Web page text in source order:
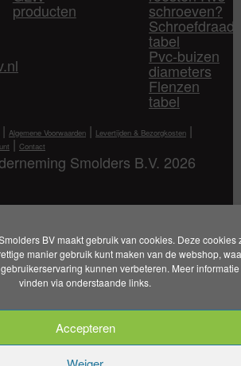
BV maakt gebruik van cookies. Deze cookies
manier gebruik kunt maken van de webshop,
kunnen verbeteren. Meer
vinden via onderstaande links.
Accepteren
producten schroeven?
Schroefdraad
tabel
Pvc-buizen
diameters
Flenzen
tabel
| Algemene Voorwaarden | Levertijden & Bezorgkosten |
| Contact
Smolders B.V. 2026